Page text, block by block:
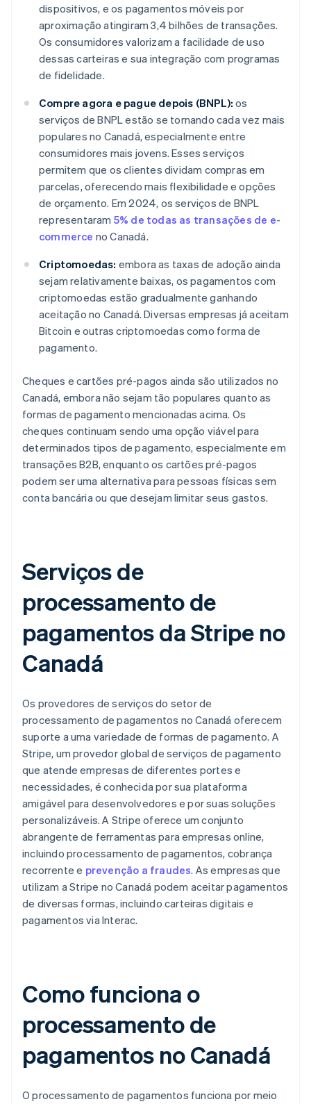
dispositivos, e os pagamentos móveis por
aproximação atingiram 3,4 bilhões de transações.
Os consumidores valorizam a facilidade de uso
dessas carteiras e sua integração com programas
de fidelidade.
Compre agora e pague depois (BNPL): os
serviços de BNPL estão se tornando cada vez mais
populares no Canadá, especialmente entre
consumidores mais jovens. Esses serviços
permitem que os clientes dividam compras em
parcelas, oferecendo mais flexibilidade e opções
de orçamento. Em 2024, os serviços de BNPL
representaram 5% de todas as transações de e-
commerce no Canadá.
Criptomoedas: embora as taxas de adoção ainda
sejam relativamente baixas, os pagamentos com
criptomoedas estão gradualmente ganhando
aceitação no Canadá. Diversas empresas já aceitam
Bitcoin e outras criptomoedas como forma de
pagamento.
Cheques e cartões pré-pagos ainda são utilizados no
Canadá, embora não sejam tão populares quanto as
formas de pagamento mencionadas acima. Os
cheques continuam sendo uma opção viável para
determinados tipos de pagamento, especialmente em
transações B2B, enquanto os cartões pré-pagos
podem ser uma alternativa para pessoas físicas sem
conta bancária ou que desejam limitar seus gastos.
Serviços de
processamento de
pagamentos da Stripe no
Canadá
Os provedores de serviços do setor de
processamento de pagamentos no Canadá oferecem
suporte a uma variedade de formas de pagamento. A
Stripe, um provedor global de serviços de pagamento
que atende empresas de diferentes portes e
necessidades, é conhecida por sua plataforma
amigável para desenvolvedores e por suas soluções
personalizáveis. A Stripe oferece um conjunto
abrangente de ferramentas para empresas online,
incluindo processamento de pagamentos, cobrança
recorrente e prevenção a fraudes. As empresas que
utilizam a Stripe no Canadá podem aceitar pagamentos
de diversas formas, incluindo carteiras digitais e
pagamentos via Interac.
Como funciona o
processamento de
pagamentos no Canadá
O processamento de pagamentos funciona por meio